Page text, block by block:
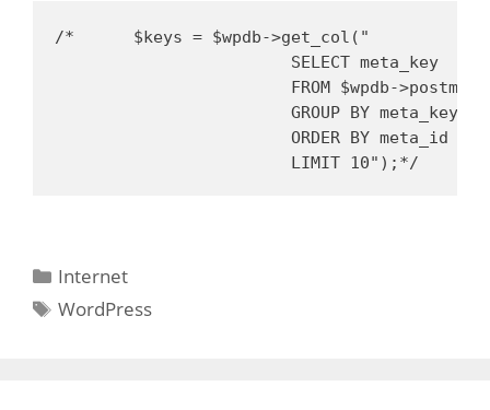
/*      $keys = $wpdb->get_col("
SELECT meta_key
FROM $wpdb->postmeta
GROUP BY meta_key
ORDER BY meta_id
LIMIT 10");*/
Kategorien
Internet
Schlagwörter
WordPress